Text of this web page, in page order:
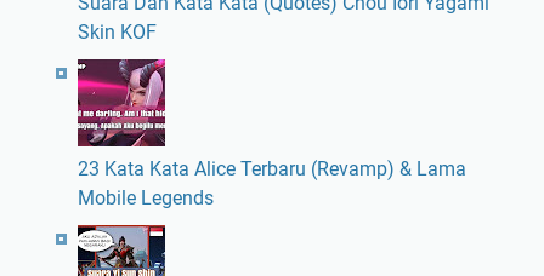
Skin KOF
23 Kata Kata Alice Terbaru (Revamp) & Lama
Mobile Legends